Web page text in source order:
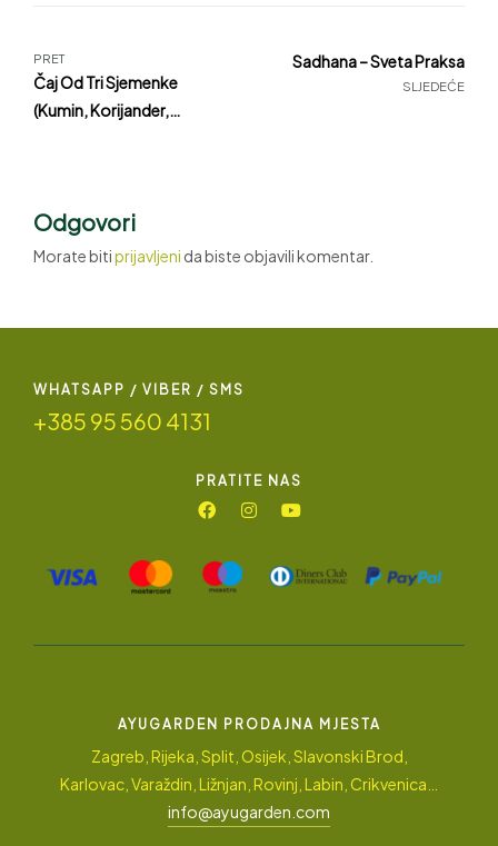
PRET
Čaj Od Tri Sjemenke
(kumin, Korijander,
SLJEDEĆE
Sadhana – Sveta Praksa
Odgovori
Morate bitiprijavljeni da biste objavili komentar.
WHATSAPP / VIBER / SMS
+385 95 560 4131
PRATITE NAS
AYUGARDEN PRODAJNA MJESTA
Zagreb, Rijeka, Split, Osijek, Slavonski Brod,
Karlovac, Varaždin, Ližnjan, Rovinj, Labin, Crikvenica…
info@ayugarden.com